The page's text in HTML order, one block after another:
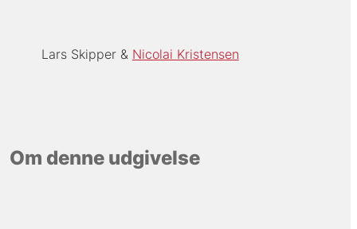
Lars Skipper Nicolai Kristensen
Om denne udgivelse